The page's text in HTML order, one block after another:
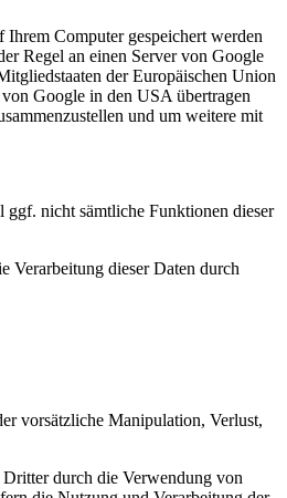
Computer gespeichert werden
Regel an einen Server von Google
der Europäischen Union
Google in den USA übertragen
und um weitere mit
ggf. nicht sämtliche Funktionen dieser
Verarbeitung dieser Daten durch
vorsätzliche Manipulation, Verlust,
Dritter durch die Verwendung von